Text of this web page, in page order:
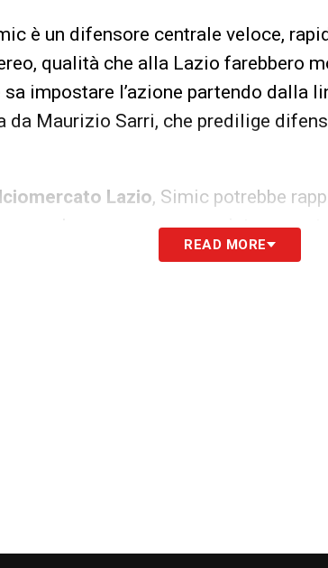
è un difensore centrale veloce,
qualità che alla Lazio farebbero
impostare l’azione partendo dalla
da Maurizio Sarri, che predilige
Lazio, Simic potrebbe
anche una scommessa
una fragilità nella prima parte di
READ MORE